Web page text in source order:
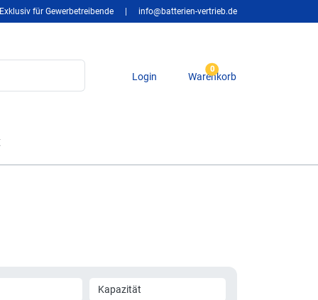
Exklusiv für Gewerbetreibende info@batterien-vertrieb.de
Login
0
Warenkorb
Kapazität